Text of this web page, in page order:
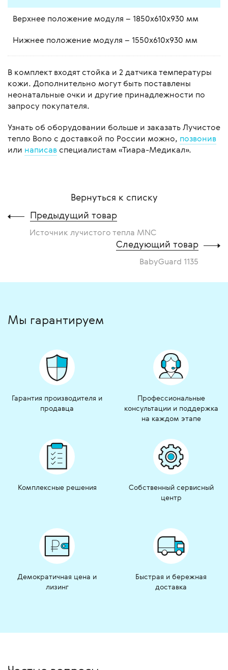
Верхнее положение модуля – 1850x610x930 мм
Нижнее положение модуля – 1550x610x930 мм
В комплект входят стойка и 2 датчика температуры
кожи. Дополнительно могут быть поставлены
неонатальные очки и другие принадлежности по
запросу покупателя.
Узнать об оборудовании больше и заказать Лучистое
тепло Bono с доставкой по России можно, позвонив
или написавспециалистам «Тиара-Медикал».
Вернуться к списку
Предыдущий товар
Источник лучистого тепла MNC
Следующий товар
BabyGuard 1135
Мы гарантируем
Гарантия производителя и
продавца
Профессиональные
консультации и поддержка
на каждом этапе
Комплексные решения
Собственный сервисный
центр
Демократичная цена и
лизинг
Быстрая и бережная
доставка